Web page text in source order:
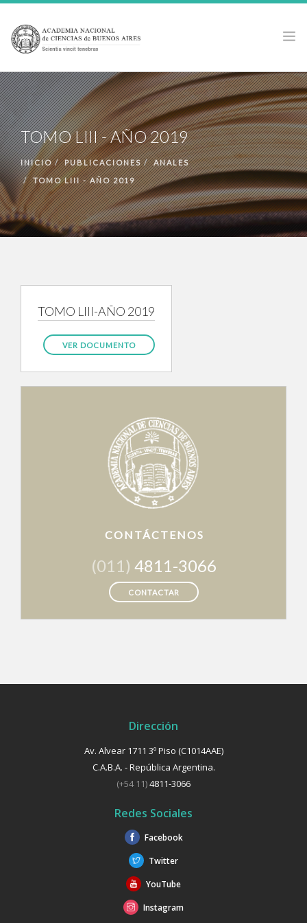
LA ACADEMIA
ACTIVIDADES
PUBLICACIONES
PREMIOS Y BECAS
NOTICIAS
ANCBA EN LOS MEDIOS
TOMO LIII - AÑO 2019
INICIO PUBLICACIONES
ANALES
TOMO LIII - AÑO 2019
TOMO LIII-AÑO 2019
VER DOCUMENTO
CONTÁCTENOS
(011) 4811-3066
CONTACTAR
Dirección
Av. Alvear 1711 3º Piso (C1014AAE)
C.A.B.A. - República Argentina.
(+54 11)4811-3066
Redes Sociales
Facebook
Twitter
YouTube
Instagram